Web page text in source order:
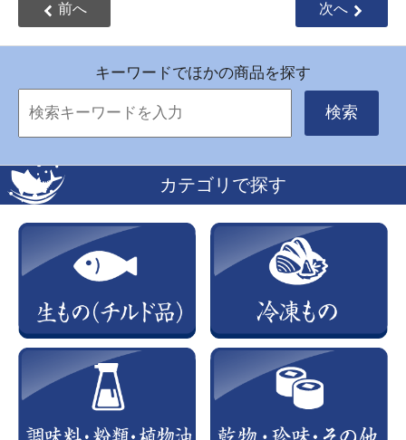
前へ 次へ
キーワードでほかの商品を探す
検索
カテゴリで探す